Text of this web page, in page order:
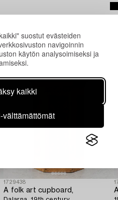
suostut evästeiden
navigoinnin
käytön analysoimiseksi ja
kaikki
kohteita
1729438
A folk art cupboard,